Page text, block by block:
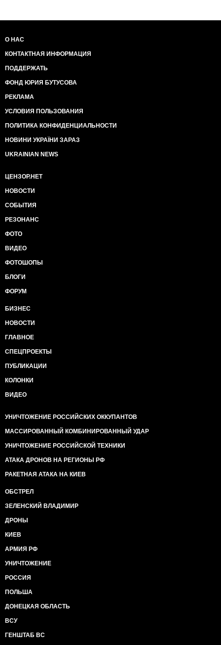
О НАС
КОНТАКТНАЯ ИНФОРМАЦИЯ
ПОДДЕРЖАТЬ
ФОНД ЮРИЯ БУТУСОВА
РЕКЛАМА
УСЛОВИЯ ПОЛЬЗОВАНИЯ
ПОЛИТИКА КОНФИДЕНЦИАЛЬНОСТИ
НОВИНИ УКРАЇНИ ЗАРАЗ
UKRAINIAN NEWS
ЦЕНЗОР.НЕТ
НОВОСТИ
СОБЫТИЯ
РЕЗОНАНС
ФОТО
ВИДЕО
ФОТОШОПЫ
БЛОГИ
ФОРУМ
БИЗНЕС
НОВОСТИ
ГЛАВНОЕ
СПЕЦПРОЕКТЫ
ПУБЛИКАЦИИ
КОЛОНКИ
ВИДЕО
УНИЧТОЖЕНИЕ РОССИЙСКИХ ОККУПАНТОВ
МАССИРОВАННЫЙ КОМБИНИРОВАННЫЙ УДАР
УНИЧТОЖЕНИЕ РОССИЙСКОЙ ТЕХНИКИ
АТАКА ДРОНОВ НА РЕГИОНЫ РФ
РАКЕТНАЯ АТАКА НА КИЕВ
ОБСТРЕЛ
ЗЕЛЕНСКИЙ ВЛАДИМИР
ДРОНЫ
КИЕВ
АРМИЯ РФ
УНИЧТОЖЕНИЕ
РОССИЯ
ПОЛЬША
ДОНЕЦКАЯ ОБЛАСТЬ
ВСУ
ГЕНШТАБ ВС